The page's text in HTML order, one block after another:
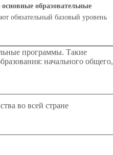
образовательные
обязательный базовый уровень
программы. Такие
начального общего,
во всей стране